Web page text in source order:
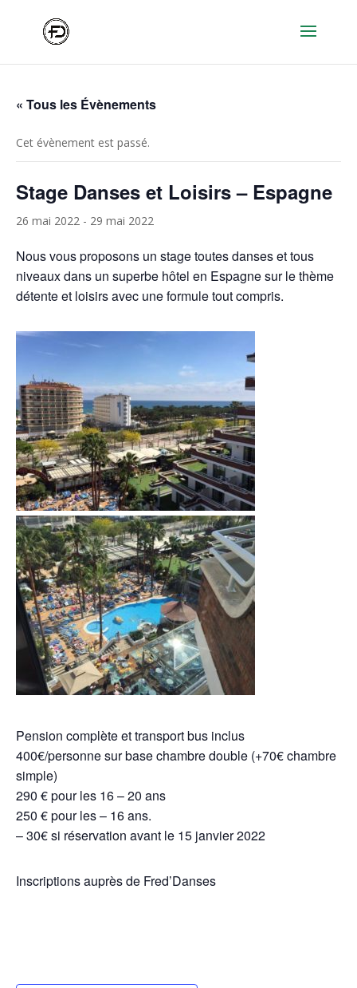
« Tous les Évènements
Cet évènement est passé.
Stage Danses et Loisirs – Espagne
26 mai 2022 - 29 mai 2022
Nous vous proposons un stage toutes danses et tous
niveaux dans un superbe hôtel en Espagne sur le thème
détente et loisirs avec une formule tout compris.
Pension complète et transport bus inclus
400€/personne sur base chambre double (+70€ chambre
simple)
290 € pour les 16 – 20 ans
250 € pour les – 16 ans.
– 30€ si réservation avant le 15 janvier 2022
Inscriptions auprès de Fred’Danses